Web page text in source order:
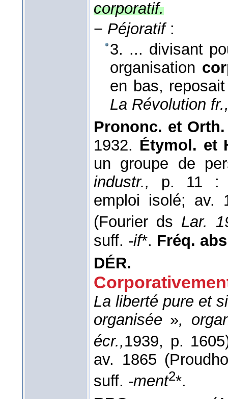
corporatif.
− Péjoratif:
3. ... divisant
organisation
en bas,
La Révolution
Prononc. et
1932. Étymol. et
un groupe de
industr.,
p. 11 :
emploi isolé; av.
(Fourier ds Lar.
suff. -if*. Fréq.
DÉR.
La liberté pure et
organisée »,
écr.,1939, p.
av. 1865
suff. -ment2*.